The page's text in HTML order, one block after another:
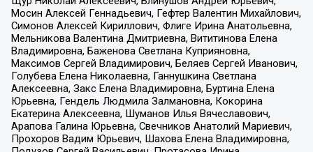
Мосин Алексей Геннадьевич, Гефтер Валентин Михайлович,
Симонов Алексей Кириллович, Флиге Ирина Анатольевна,
Мельникова Валентина Дмитриевна, Вититинова Елена
Владимировна, Баженова Светлана Куприяновна,
Максимов Сергей Владимирович, Беляев Сергей Иванович,
Голубева Елена Николаевна, Ганнушкина Светлана
Алексеевна, Закс Елена Владимировна, Буртина Елена
Юрьевна, Гендель Людмила Залмановна, Кокорина
Екатерина Алексеевна, Шуманов Илья Вячеславович,
Арапова Галина Юрьевна, Свечников Анатолий Мариевич,
Прохоров Вадим Юрьевич, Шахова Елена Владимировна,